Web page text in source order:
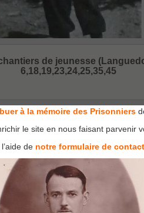
de jeunesse
6,18,19,23,24,25,35,45
à la mémoire des Prisonniers
le site en nous faisant parvenir
de notre formulaire de